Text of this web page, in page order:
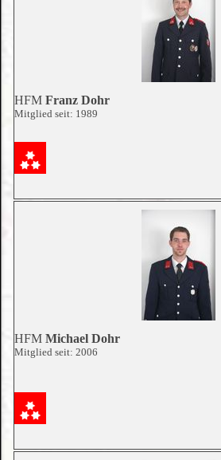
HFM Franz Dohr
Mitglied seit: 1989
HFM Michael Dohr
Mitglied seit: 2006